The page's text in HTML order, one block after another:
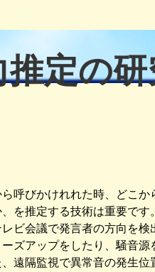
定の研
呼びかけれれた時、どこか
を推定する技術は重要です
ビ会議で発言者の方向を検
ズアップをしたり、騒音源
遠隔監視で異常音の発生位